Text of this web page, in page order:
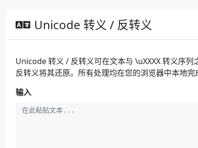
Unicode 转义 / 反转义
Unicode 转义 / 反转义可在文本与 \uXXXX 转义序
反转义将其还原。所有处理均在您的浏览器中本地完
输入